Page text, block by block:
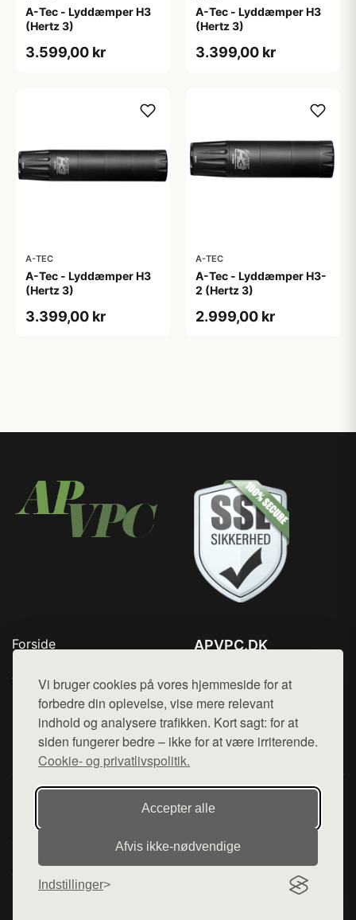
Vi bruger cookies på vores hjemmeside for at
forbedre din oplevelse, vise mere relevant
indhold og analysere trafikken. Kort sagt: for at
siden fungerer bedre – ikke for at være irriterende.
Cookie- og privatlivspolitik.
Accepter alle
Afvis ikke‑nødvendige
Indstillinger
A-Tec - Lyddæmper H3
(Hertz 3)
3.599,00 kr
A-Tec - Lyddæmper H3
(Hertz 3)
3.399,00 kr
A-TEC
A-Tec - Lyddæmper H3
(Hertz 3)
3.399,00 kr
A-TEC
A-Tec - Lyddæmper H3-
2 (Hertz 3)
2.999,00 kr
Forside
Top Rabatter
Blog
Kontakt
APVPC.DK
Mail: hej@want.dk
Cookie- og privatlivspolitik
Denne side er en del af want.dk, der udgiver en række
hjemmesider med præsentation af forskellige produkter fra
diverse webshops. Der sælges ikke varer fra denne side - vi
henviser til de shops, som sælger varen. Vi har heller ikke
varerne på lager.